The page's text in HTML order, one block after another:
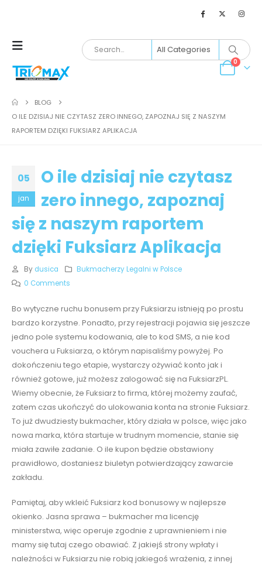
0
BLOG
O ILE DZISIAJ NIE CZYTASZ ZERO INNEGO, ZAPOZNAJ SIĘ Z NASZYM
RAPORTEM DZIĘKI FUKSIARZ APLIKACJA
05
jan
O ile dzisiaj nie czytasz
zero innego, zapoznaj
się z naszym raportem
dzięki Fuksiarz Aplikacja
By dusica
Bukmacherzy Legalni w Polsce
0 Comments
Bo wytyczne ruchu bonusem przy Fuksiarzu istnieją po prostu
bardzo korzystne. Ponadto, przy rejestracji pojawia się jeszcze
jedno pole systemu kodowania, ale to kod SMS, a nie kod
vouchera u Fuksiarza, o którym napisaliśmy powyżej. Po
dokończeniu tego etapie, wystarczy ożywiać konto jak i
również gotowe, już możesz zalogować się na FuksiarzPL.
Wiemy obecnie, że Fuksiarz to firma, której możemy zaufać,
zatem czas ukończyć do ulokowania konta na stronie Fuksiarz.
To już dwudziesty bukmacher, który działa w polsce, więc jako
nowa marka, która startuje w trudnym momencie, stanie się
miała zawiłe zadanie. O ile kupon będzie obstawiony
prawidłowo, dostaniesz biuletyn potwierdzający zawarcie
zakładu.
Pamiętaj, aby wkleić Fuksiarz kod bonusowy w najlepsze
okienko. Jasna sprawa – bukmacher ma licencję
ministerstwa, więc operuje zgodnie z uprawnieniem i nie
mamy się tutaj czego obawiać. Z jakiejś strony wpłaty i
należności w Fuksiarzu nie robią jakiegoś wrażenia, z innej